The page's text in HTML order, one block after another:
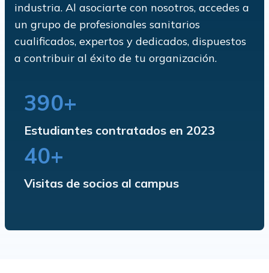
industria. Al asociarte con nosotros, accedes a
un grupo de profesionales sanitarios
cualificados, expertos y dedicados, dispuestos
a contribuir al éxito de tu organización.
390+
Estudiantes contratados en 2023
40+
Visitas de socios al campus